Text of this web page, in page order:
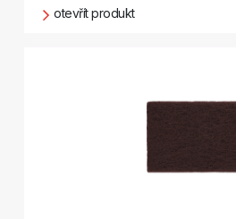
otevřít produkt